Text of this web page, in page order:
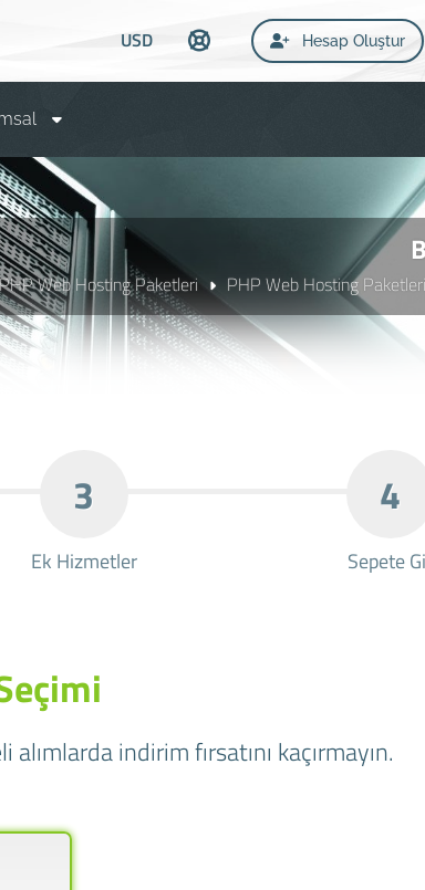
Hesap Oluştur
USD
Web Hosting Paketleri PHP Web Hosting Paketleri
3
Ek Hizmetler
4
Sepete
indirim fırsatını kaçırmayın.